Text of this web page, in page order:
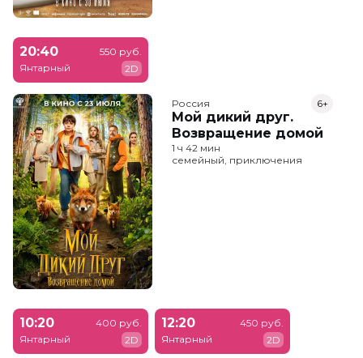
20:40
Янтарный
550 руб.
2D
Россия
Мой дикий друг.
Возвращение домой
6+
1 ч 42 мин
семейный, приключения
10:20
Янтарный
400 руб.
2D
12:20
Янтарный
450 руб.
2D